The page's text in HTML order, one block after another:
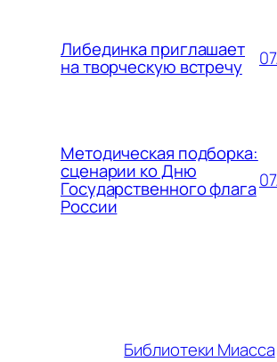
Либединка приглашает
на творческую встречу
Методическая подборка:
сценарии ко Дню
Государственного флага
России
Библиотеки Миасса